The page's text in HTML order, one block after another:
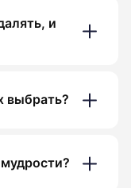
и
выбрать?